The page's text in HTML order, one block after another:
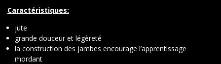
Caractéristiques:
jute
grande douceur et légèreté
la construction des jambes encourage l’apprentissage
mordant